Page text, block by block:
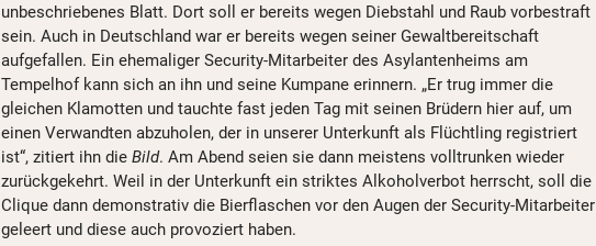
unbeschriebenes Blatt. Dort soll er bereits wegen Diebstahl und Raub vorbestraft
sein. Auch in Deutschland war er bereits wegen seiner Gewaltbereitschaft
aufgefallen. Ein ehemaliger Security-Mitarbeiter des Asylantenheims am
Tempelhof kann sich an ihn und seine Kumpane erinnern. „Er trug immer die
gleichen Klamotten und tauchte fast jeden Tag mit seinen Brüdern hier auf, um
einen Verwandten abzuholen, der in unserer Unterkunft als Flüchtling registriert
ist“, zitiert ihn die Bild. Am Abend seien sie dann meistens volltrunken wieder
zurückgekehrt. Weil in der Unterkunft ein striktes Alkoholverbot herrscht, soll die
Clique dann demonstrativ die Bierflaschen vor den Augen der Security-Mitarbeiter
geleert und diese auch provoziert haben.